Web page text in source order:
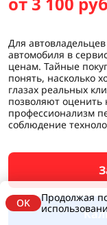
Для
автомобиля в
ценам. Тайные
понять, насколько
глазах реальных
позволяют оценить
профессионализм
соблюдение
OK
Продолжая